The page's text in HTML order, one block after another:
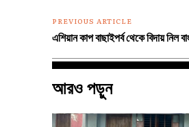
PREVIOUS ARTICLE
এশিয়ান কাপ বাছাইপর্ব থেকে বিদায় নিল
আরও পড়ুন